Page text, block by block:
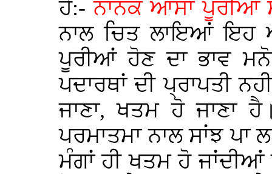
ਹੈ:-ਨਾਨਕ ਆਸਾਂ ਪੂਰੀਆਂ
ਨਾਲ ਚਿਤ ਲਾਇਆਂ ਇਹ
ਪੂਰੀਆਂ ਹੋਣ ਦਾ ਭਾਵ
ਪਦਾਰਥਾਂ ਦੀ ਪ੍ਰਾਪਤੀ
ਜਾਣਾ, ਖਤਮ ਹੋ ਜਾਣਾ
ਪਰਮਾਤਮਾ ਨਾਲ ਸਾਂਝ
ਮੰਗਾਂ ਹੀ ਖਤਮ ਹੋ